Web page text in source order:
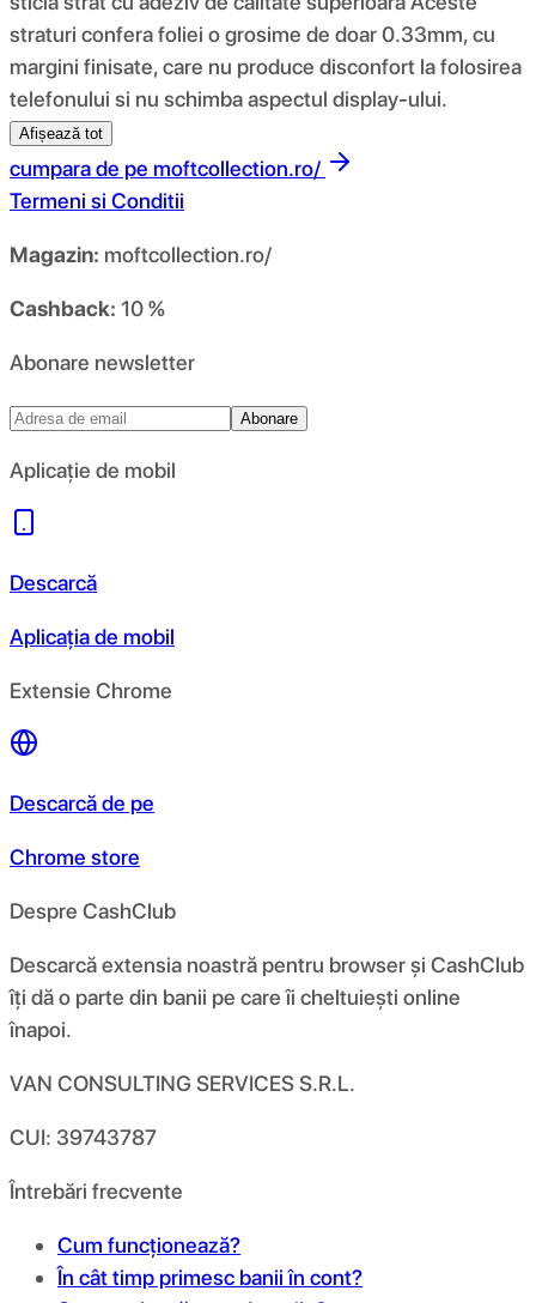
straturi confera foliei o grosime de doar 0.33mm, cu
margini finisate, care nu produce disconfort la folosirea
telefonului si nu schimba aspectul display-ului.
Afișează tot
cumpara de pe moftcollection.ro/
Termeni si Conditii
Magazin: moftcollection.ro/
Cashback: 10 %
Abonare newsletter
Abonare
Aplicație de mobil
Descarcă
Aplicația de mobil
Extensie Chrome
Descarcă de pe
Chrome store
Despre CashClub
Descarcă extensia noastră pentru browser și CashClub
îți dă o parte din banii pe care îi cheltuiești online
înapoi.
VAN CONSULTING SERVICES S.R.L.
CUI: 39743787
Întrebări frecvente
Cum funcționează?
În cât timp primesc banii în cont?